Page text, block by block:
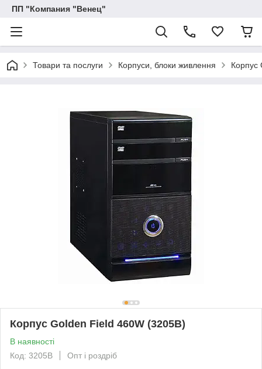
ПП "Компания "Венец"
Товари та послуги Корпуси, блоки живлення Корпус
Корпус Golden Field 460W (3205B)
В наявності
Код: 3205B
Опт і роздріб